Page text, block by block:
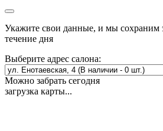
Укажите свои данные, и мы сохраним
течение дня
Выберите адрес салона:
Можно забрать сегодня
загрузка карты...